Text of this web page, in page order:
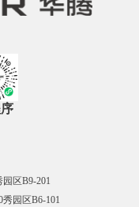
区B9-201
园区B6-101